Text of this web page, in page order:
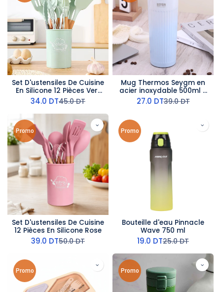
Set D'ustensiles De Cuisine
En Silicone 12 Pièces Vert
D'eau
34.0 DT45.0DT
Mug Thermos Seygm en
acier inoxydable 500ml -
Bleu
27.0 DT39.0DT
Promo
Set D'ustensiles De Cuisine
12 Pièces En Silicone Rose
39.0 DT50.0DT
Promo
Bouteille d'eau Pinnacle
Wave 750 ml
19.0 DT25.0DT
Promo Promo